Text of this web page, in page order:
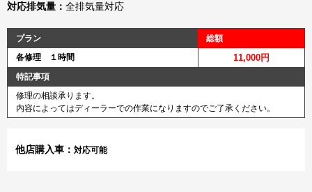
対応排気量： 全排気量対応
プラン
総額
各修理 １時間
11,000円
特記事項
修理の相談承ります。
内容によってはディーラーでの作業になりますのでご了承ください。
他店購入車： 対応可能